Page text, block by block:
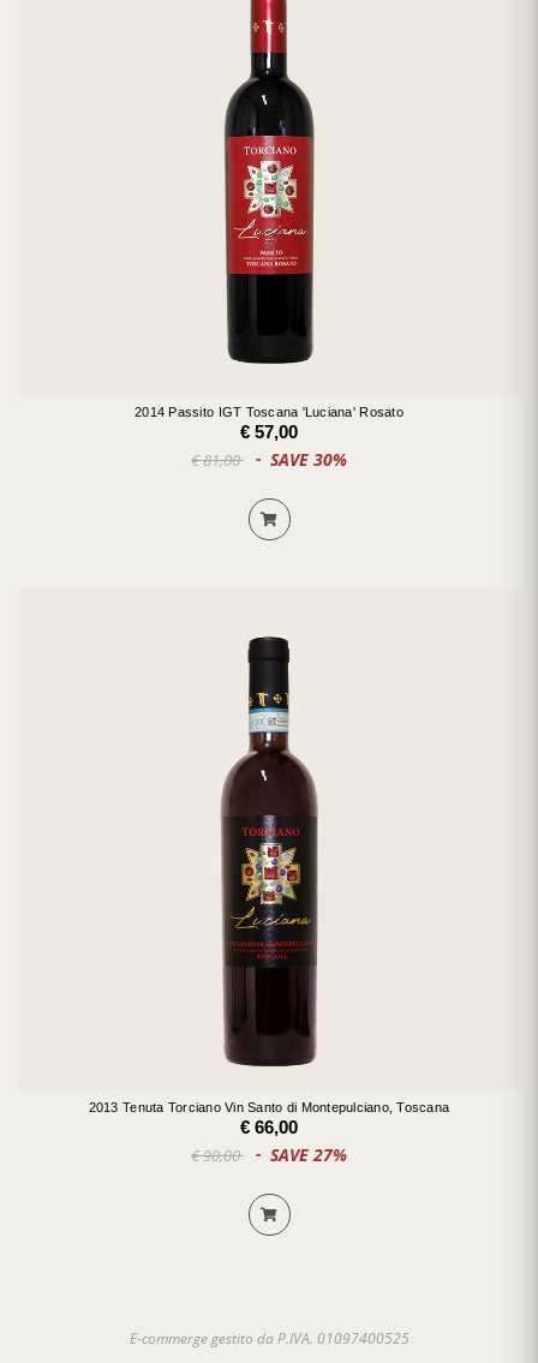
2014 Passito IGT Toscana 'Luciana' Rosato
€ 57,00
€ 81,00 SAVE 30%
2013 Tenuta Torciano Vin Santo di Montepulciano, Toscana
€ 66,00
€ 90,00 SAVE 27%
E-commerge gestito da P.IVA. 01097400525